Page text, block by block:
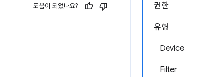
권한
유형
Device
Filter
도움이 되었나요?